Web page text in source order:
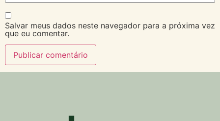
Salvar meus dados neste navegador para a próxima vez
que eu comentar.